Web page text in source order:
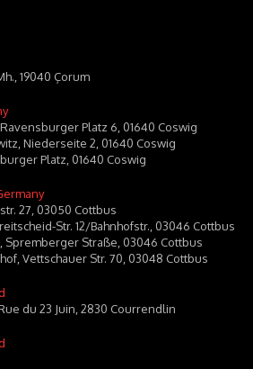
19040 Çorum
Platz 6, 01640 Coswig
Niederseite 2, 01640 Coswig
Platz, 01640 Coswig
27, 03050 Cottbus
Str. 12/Bahnhofstr., 03046 Cottbus
Spremberger Straße, 03046 Cottbus
Vettschauer Str. 70, 03048 Cottbus
du 23 Juin, 2830 Courrendlin